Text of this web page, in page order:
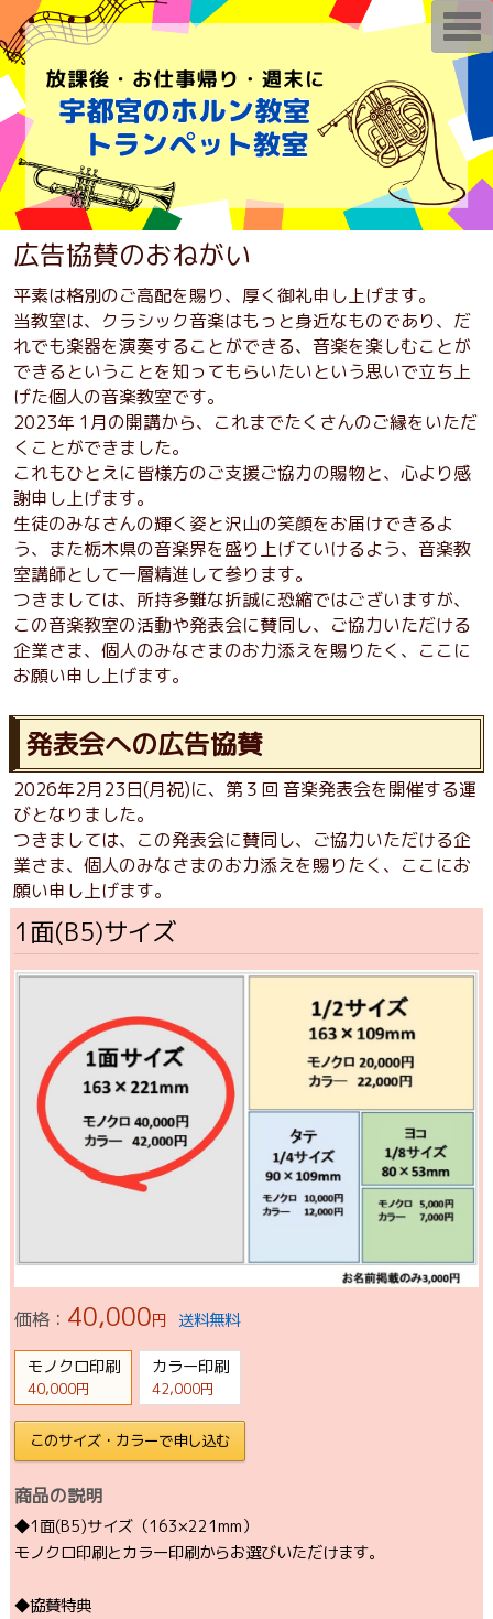
広告協賛のおねがい
平素は格別のご高配を賜り、厚く御礼申し上げます。
当教室は、クラシック音楽はもっと身近なものであり、だ
れでも楽器を演奏することができる、音楽を楽しむことが
できるということを知ってもらいたいという思いで立ち上
げた個人の音楽教室です。
2023年 1月の開講から、これまでたくさんのご縁をいただ
くことができました。
これもひとえに皆様方のご支援ご協力の賜物と、心より感
謝申し上げます。
生徒のみなさんの輝く姿と沢山の笑顔をお届けできるよ
う、また栃木県の音楽界を盛り上げていけるよう、音楽教
室講師として一層精進して参ります。
つきましては、所持多難な折誠に恐縮ではございますが、
この音楽教室の活動や発表会に賛同し、ご協力いただける
企業さま、個人のみなさまのお力添えを賜りたく、ここに
お願い申し上げます。
発表会への広告協賛
2026年2月23日(月祝)に、第３回 音楽発表会を開催する運
びとなりました。
つきましては、この発表会に賛同し、ご協力いただける企
業さま、個人のみなさまのお力添えを賜りたく、ここにお
願い申し上げます。
1面(B5)サイズ
価格： 40,000円 送料無料
モノクロ印刷
40,000円
カラー印刷
42,000円
このサイズ・カラーで申し込む
商品の説明
◆1面(B5)サイズ（163×221mm）
モノクロ印刷とカラー印刷からお選びいただけます。
◆協賛特典
T
o
g
e
n
v
g
a
i